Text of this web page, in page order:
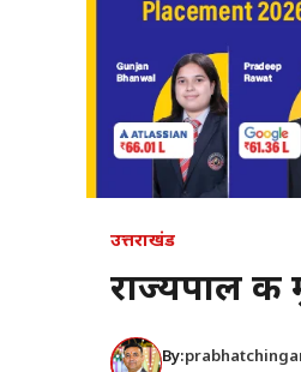
उत्तराखंड
राज्यपाल
By: